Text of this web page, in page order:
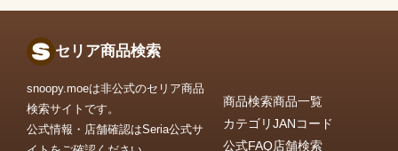
セリア商品検索
snoopy.moeは非公式のセリア商品
検索サイトです。
公式情報・店舗確認はSeria公式サ
商品検索商品一覧
カテゴリJANコード
公式FAQ店舗検索